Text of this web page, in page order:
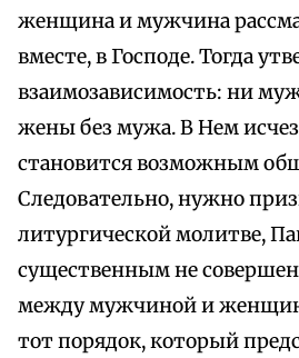
женщина и мужчина
вместе, в Господе. Тогда
взаимозависимость: ни
жены без мужа. В Нем
становится возможным
Следовательно, нужно
литургической молитве,
существенным не
между мужчиной и
тот порядок, который